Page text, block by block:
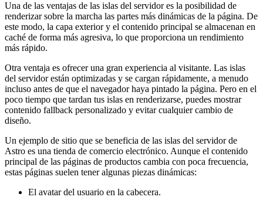
Una de las ventajas de las islas del servidor es la posibilidad de
renderizar sobre la marcha las partes más dinámicas de la página. De
este modo, la capa exterior y el contenido principal se almacenan en
caché de forma más agresiva, lo que proporciona un rendimiento
más rápido.
Otra ventaja es ofrecer una gran experiencia al visitante. Las islas
del servidor están optimizadas y se cargan rápidamente, a menudo
incluso antes de que el navegador haya pintado la página. Pero en el
poco tiempo que tardan tus islas en renderizarse, puedes mostrar
contenido fallback personalizado y evitar cualquier cambio de
diseño.
Un ejemplo de sitio que se beneficia de las islas del servidor de
Astro es una tienda de comercio electrónico. Aunque el contenido
principal de las páginas de productos cambia con poca frecuencia,
estas páginas suelen tener algunas piezas dinámicas:
El avatar del usuario en la cabecera.